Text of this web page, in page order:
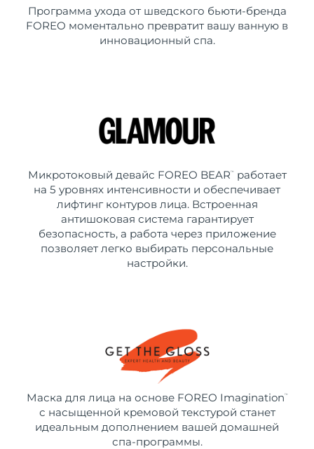
Программа ухода от шведского бьюти-бренда
FOREO моментально превратит вашу ванную в
инновационный спа.
Микротоковый девайс FOREO BEAR ™
работает
на 5 уровнях интенсивности и обеспечивает
лифтинг контуров лица. Встроенная
антишоковая система гарантирует
безопасность, а работа через приложение
позволяет легко выбирать персональные
настройки.
Маска для лица на основе FOREO Imagination ™
с насыщенной кремовой текстурой станет
идеальным дополнением вашей домашней
спа-программы.